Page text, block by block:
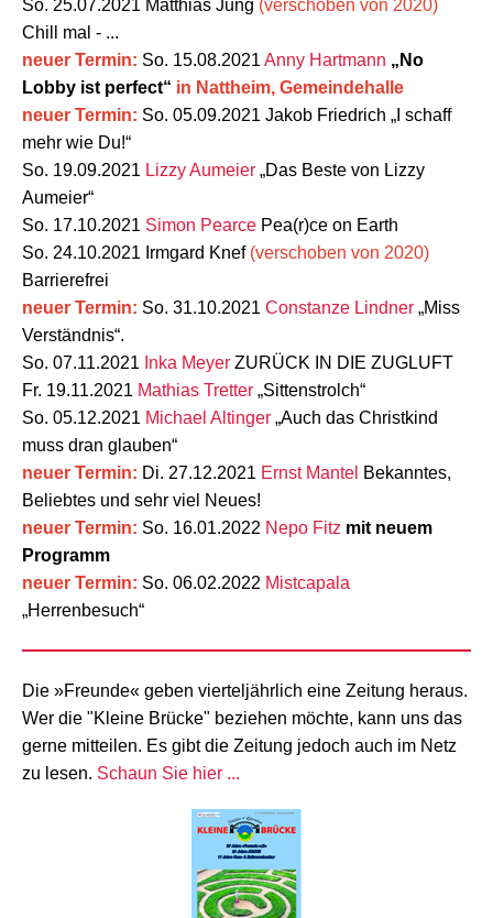
So. 25.07.2021 Matthias Jung (verschoben von 2020)
Chill mal - ...
neuer Termin: So. 15.08.2021 Anny Hartmann „No
Lobby ist perfect“ in Nattheim, Gemeindehalle
neuer Termin: So. 05.09.2021 Jakob Friedrich „I schaff
mehr wie Du!“
So. 19.09.2021 Lizzy Aumeier „Das Beste von Lizzy
Aumeier“
So. 17.10.2021 Simon Pearce Pea(r)ce on Earth
So. 24.10.2021 Irmgard Knef (verschoben von 2020)
Barrierefrei
neuer Termin: So. 31.10.2021 Constanze Lindner „Miss
Verständnis“.
So. 07.11.2021 Inka Meyer ZURÜCK IN DIE ZUGLUFT
Fr. 19.11.2021 Mathias Tretter „Sittenstrolch“
So. 05.12.2021 Michael Altinger „Auch das Christkind
muss dran glauben“
neuer Termin: Di. 27.12.2021 Ernst Mantel Bekanntes,
Beliebtes und sehr viel Neues!
neuer Termin: So. 16.01.2022 Nepo Fitz mit neuem
Programm
neuer Termin: So. 06.02.2022 Mistcapala
„Herrenbesuch“
Die »Freunde« geben vierteljährlich eine Zeitung heraus.
Wer die "Kleine Brücke" beziehen möchte, kann uns das
gerne mitteilen. Es gibt die Zeitung jedoch auch im Netz
zu lesen. Schaun Sie hier ...